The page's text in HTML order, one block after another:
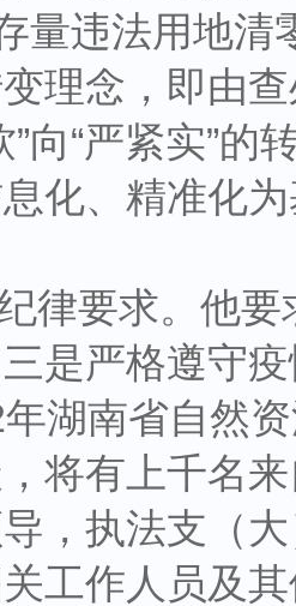
量违法用地
理念，即由
”向“严紧实”
化、精准化
律要求。他
是严格遵守
湖南省自然
将有上千名
，执法支（
工作人员及